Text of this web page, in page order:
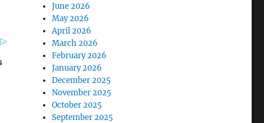
June 2026
May 2026
April 2026
March 2026
February 2026
January 2026
December 2025
November 2025
October 2025
September 2025